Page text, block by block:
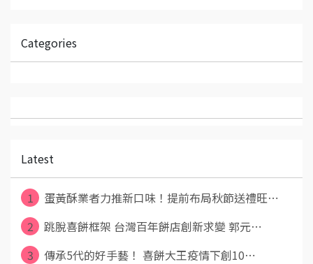
Categories
Latest
1
蛋黃酥業者力推新口味！提前布局秋節送禮旺⋯
2
跳脫喜餅框架 台灣百年餅店創新求變 郭元⋯
3
傳承5代的好手藝！ 喜餅大王疫情下創10⋯